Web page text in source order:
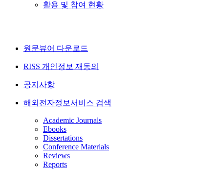
활용 및 참여 현황
원문뷰어 다운로드
RISS 개인정보 재동의
공지사항
해외전자정보서비스 검색
Academic Journals
Ebooks
Dissertations
Conference Materials
Reviews
Reports